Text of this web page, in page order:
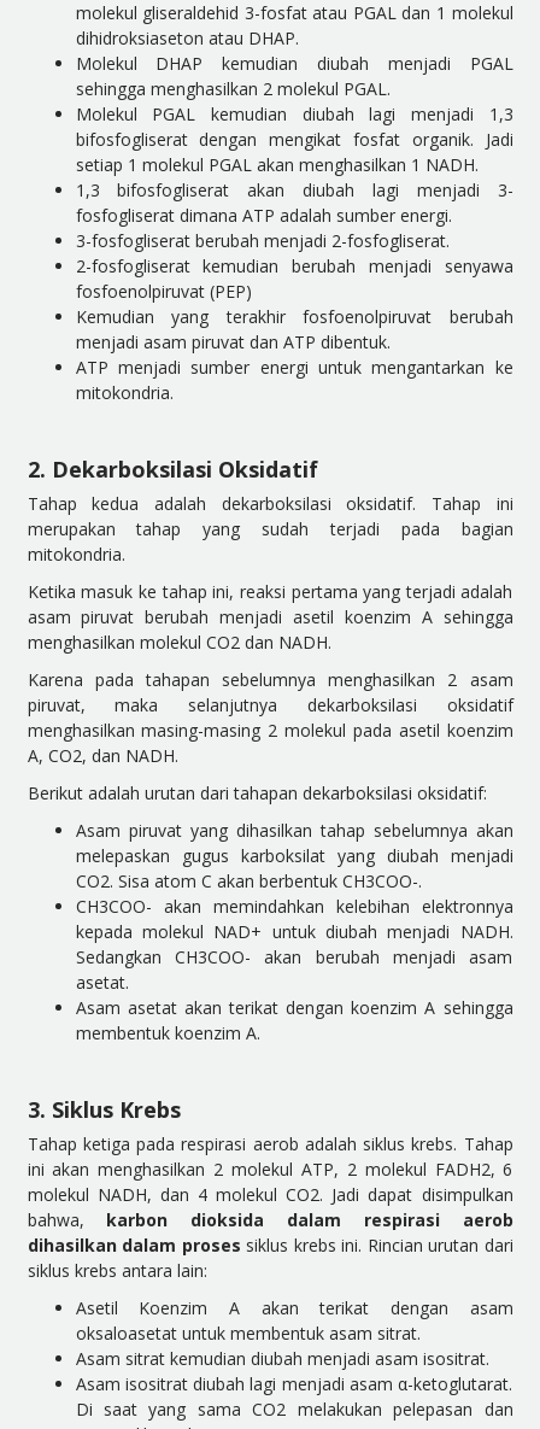
molekul gliseraldehid 3-fosfat atau PGAL dan 1 molekul
dihidroksiaseton atau DHAP.
Molekul DHAP kemudian diubah menjadi PGAL
sehingga menghasilkan 2 molekul PGAL.
Molekul PGAL kemudian diubah lagi menjadi 1,3
bifosfogliserat dengan mengikat fosfat organik. Jadi
setiap 1 molekul PGAL akan menghasilkan 1 NADH.
1,3 bifosfogliserat akan diubah lagi menjadi 3-
fosfogliserat dimana ATP adalah sumber energi.
3-fosfogliserat berubah menjadi 2-fosfogliserat.
2-fosfogliserat kemudian berubah menjadi senyawa
fosfoenolpiruvat (PEP)
Kemudian yang terakhir fosfoenolpiruvat berubah
menjadi asam piruvat dan ATP dibentuk.
ATP menjadi sumber energi untuk mengantarkan ke
mitokondria.
2. Dekarboksilasi Oksidatif
Tahap kedua adalah dekarboksilasi oksidatif. Tahap ini
merupakan tahap yang sudah terjadi pada bagian
mitokondria.
Ketika masuk ke tahap ini, reaksi pertama yang terjadi adalah
asam piruvat berubah menjadi asetil koenzim A sehingga
menghasilkan molekul CO2 dan NADH.
Karena pada tahapan sebelumnya menghasilkan 2 asam
piruvat, maka selanjutnya dekarboksilasi oksidatif
menghasilkan masing-masing 2 molekul pada asetil koenzim
A, CO2, dan NADH.
Berikut adalah urutan dari tahapan dekarboksilasi oksidatif:
Asam piruvat yang dihasilkan tahap sebelumnya akan
melepaskan gugus karboksilat yang diubah menjadi
CO2. Sisa atom C akan berbentuk CH3COO-.
CH3COO- akan memindahkan kelebihan elektronnya
kepada molekul NAD+ untuk diubah menjadi NADH.
Sedangkan CH3COO- akan berubah menjadi asam
asetat.
Asam asetat akan terikat dengan koenzim A sehingga
membentuk koenzim A.
3. Siklus Krebs
Tahap ketiga pada respirasi aerob adalah siklus krebs. Tahap
ini akan menghasilkan 2 molekul ATP, 2 molekul FADH2, 6
molekul NADH, dan 4 molekul CO2. Jadi dapat disimpulkan
bahwa, karbon dioksida dalam respirasi aerob
dihasilkan dalam proses siklus krebs ini. Rincian urutan dari
siklus krebs antara lain:
Asetil Koenzim A akan terikat dengan asam
oksaloasetat untuk membentuk asam sitrat.
Asam sitrat kemudian diubah menjadi asam isositrat.
Asam isositrat diubah lagi menjadi asam α-ketoglutarat.
Di saat yang sama CO2 melakukan pelepasan dan